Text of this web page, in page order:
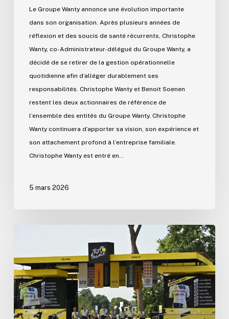
Le Groupe Wanty annonce une évolution importante
dans son organisation. Après plusieurs années de
réflexion et des soucis de santé récurrents, Christophe
Wanty, co-Administrateur-délégué du Groupe Wanty, a
décidé de se retirer de la gestion opérationnelle
quotidienne afin d’alléger durablement ses
responsabilités. Christophe Wanty et Benoit Soenen
restent les deux actionnaires de référence de
l’ensemble des entités du Groupe Wanty. Christophe
Wanty continuera d’apporter sa vision, son expérience et
son attachement profond à l’entreprise familiale.
Christophe Wanty est entré en…
5 mars 2026
son
engagement
dans
le
cyclisme